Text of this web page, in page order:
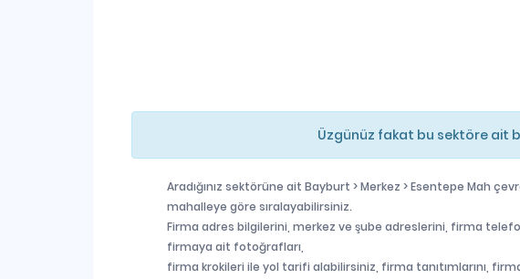
Üzgünüz fakat bu sektöre ait
Aradığınız sektörüne ait Bayburt > Merkez > Esentepe Mah
mahalleye göre sıralayabilirsiniz.
Firma adres bilgilerini, merkez ve şube adreslerini, firma
firmaya ait fotoğrafları,
firma krokileri ile yol tarifi alabilirsiniz, firma tanıtımlarını,